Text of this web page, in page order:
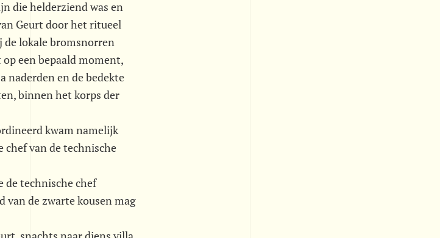
die helderziend was en
Geurt door het ritueel
de lokale bromsnorren
een bepaald moment,
naderden en de bedekte
binnen het korps der
kwam namelijk
van de technische
de technische chef
van de zwarte kousen mag